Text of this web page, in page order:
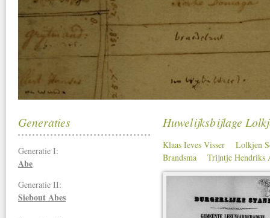
Huwelijksbijlage
Klaas Ieves Visser
Lolkjen
Brandsma
Trijntje Hendriks
Generaties
Generatie I:
Abe
Generatie II:
Siebout Abes